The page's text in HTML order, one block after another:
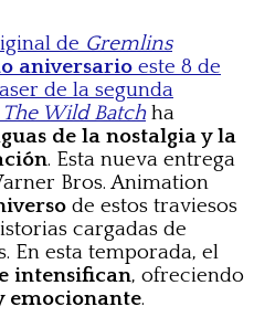
de Gremlins
aniversario este 8 de
de la segunda
Wild Batchha
de la nostalgia y la
. Esta nueva entrega
Bros. Animation
de estos traviesos
cargadas de
En esta temporada, el
intensifican, ofreciendo
emocionante.